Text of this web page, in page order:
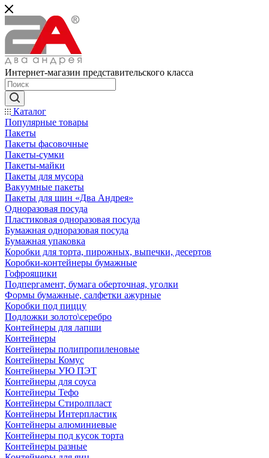
Интернет-магазин представительского класса
Каталог
Популярные товары
Пакеты
Пакеты фасовочные
Пакеты-сумки
Пакеты-майки
Пакеты для мусора
Вакуумные пакеты
Пакеты для шин «Два Андрея»
Одноразовая посуда
Пластиковая одноразовая посуда
Бумажная одноразовая посуда
Бумажная упаковка
Коробки для торта, пирожных, выпечки, десертов
Коробки-контейнеры бумажные
Гофроящики
Подпергамент, бумага оберточная, уголки
Формы бумажные, салфетки ажурные
Коробки под пиццу
Подложки золото\серебро
Контейнеры для лапши
Контейнеры
Контейнеры полипропиленовые
Контейнеры Комус
Контейнеры УЮ ПЭТ
Контейнеры для соуса
Контейнеры Тефо
Контейнеры Стиролпласт
Контейнеры Интерпластик
Контейнеры алюминиевые
Контейнеры под кусок торта
Контейнеры разные